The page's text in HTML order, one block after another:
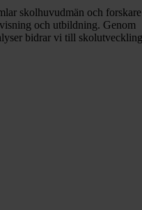
skolhuvudmän och forskare
och utbildning. Genom
bidrar vi till